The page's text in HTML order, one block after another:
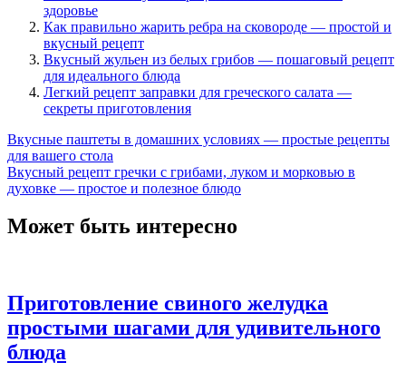
здоровье
Как правильно жарить ребра на сковороде — простой и
вкусный рецепт
Вкусный жульен из белых грибов — пошаговый рецепт
для идеального блюда
Легкий рецепт заправки для греческого салата —
секреты приготовления
Навигация
по
записям
Вкусные паштеты в домашних условиях — простые рецепты
для вашего стола
Вкусный рецепт гречки с грибами, луком и морковью в
духовке — простое и полезное блюдо
Может быть интересно
Приготовление свиного желудка
простыми шагами для удивительного
блюда